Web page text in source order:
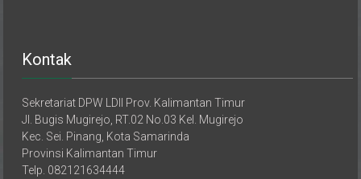
Kontak
Sekretariat DPW LDII Prov. Kalimantan Timur
Jl. Bugis Mugirejo, RT.02 No.03 Kel. Mugirejo
Kec. Sei. Pinang, Kota Samarinda
Provinsi Kalimantan Timur
Telp. 082121634444